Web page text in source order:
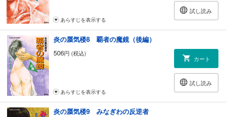
試し読み
あらすじを表示する
炎の蜃気楼8 覇者の魔鏡（後編）
506円 (税込)
カート
試し読み
あらすじを表示する
炎の蜃気楼9 みなぎわの反逆者